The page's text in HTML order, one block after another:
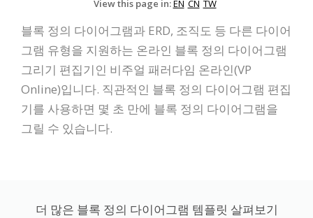
View this page in:EN CN TW
블록 정의 다이어그램과 ERD, 조직도 등 다른 다이어
그램 유형을 지원하는 온라인 블록 정의 다이어그램
그리기 편집기인 비주얼 패러다임 온라인(VP
Online)입니다. 직관적인 블록 정의 다이어그램 편집
기를 사용하면 몇 초 만에 블록 정의 다이어그램을
그릴 수 있습니다.
더 많은 블록 정의 다이어그램 템플릿 살펴보기